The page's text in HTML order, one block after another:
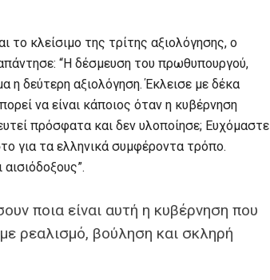
το κλείσιμο της τρίτης αξιολόγησης, ο
“Η δέσμευση του πρωθυπουργού,
η δεύτερη αξιολόγηση. Έκλεισε με δέκα
να είναι κάποιος όταν η κυβέρνηση
πρόσφατα και δεν υλοποίησε; Ευχόμαστε
για τα ελληνικά συμφέροντα τρόπο.
ποια είναι αυτή η κυβέρνηση που
ρεαλισμό, βούληση και σκληρή